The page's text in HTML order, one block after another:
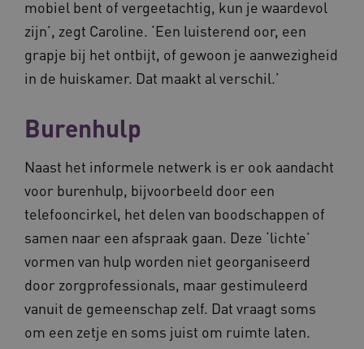
mobiel bent of vergeetachtig, kun je waardevol
zijn’, zegt Caroline. ‘Een luisterend oor, een
grapje bij het ontbijt, of gewoon je aanwezigheid
in de huiskamer. Dat maakt al verschil.’
Burenhulp
Naast het informele netwerk is er ook aandacht
voor burenhulp, bijvoorbeeld door een
telefooncirkel, het delen van boodschappen of
samen naar een afspraak gaan. Deze ‘lichte’
vormen van hulp worden niet georganiseerd
door zorgprofessionals, maar gestimuleerd
vanuit de gemeenschap zelf. Dat vraagt soms
om een zetje en soms juist om ruimte laten.
.waardigheidentrots.nl
AWSALBCORS
Amazon.com Inc.